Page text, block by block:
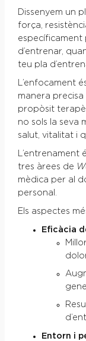
Dissenyem un
força,
específicament
d’entrenar,
teu pla
L’enfocament
manera
propòsit
no sols la seva
salut, vitalitat i
L’entrenament
tres àrees de
mèdica per al
personal.
Els aspectes
Eficàcia
Entorn i